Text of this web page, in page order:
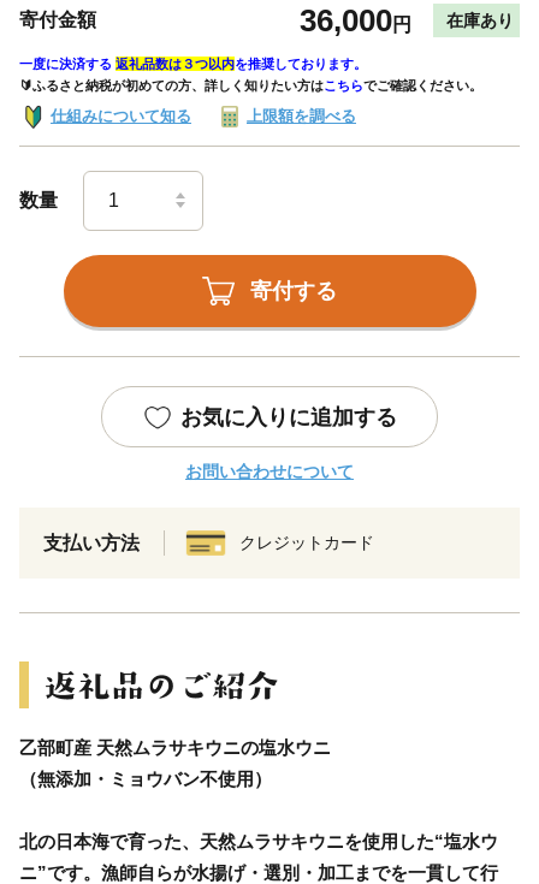
寄付金額 36,000円 在庫あり
一度に決済する 返礼品数は３つ以内を推奨しております。
🔰ふるさと納税が初めての方、詳しく知りたい方はこちらでご確認ください。
仕組みについて知る 上限額を調べる
数量
寄付する
お気に入りに追加する
お問い合わせについて
支払い方法 クレジットカード
乙部町産 天然ムラサキウニの塩水ウニ
（無添加・ミョウバン不使用）
北の日本海で育った、天然ムラサキウニを使用した“塩水ウ
ニ”です。漁師自らが水揚げ・選別・加工までを一貫して行